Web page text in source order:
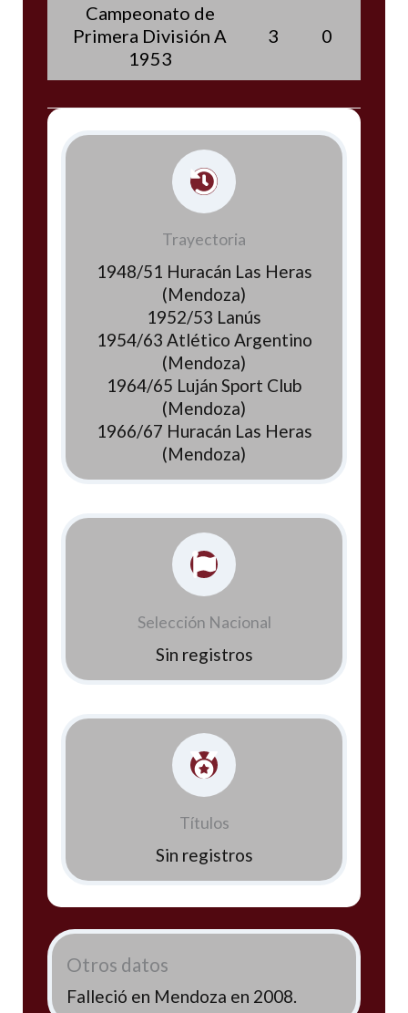
Campeonato de
Primera División A
1953
3 0
Trayectoria
1948/51 Huracán Las Heras
(Mendoza)
1952/53 Lanús
1954/63 Atlético Argentino
(Mendoza)
1964/65 Luján Sport Club
(Mendoza)
1966/67 Huracán Las Heras
(Mendoza)
Selección Nacional
Sin registros
Títulos
Sin registros
Otros datos
Falleció en Mendoza en 2008.